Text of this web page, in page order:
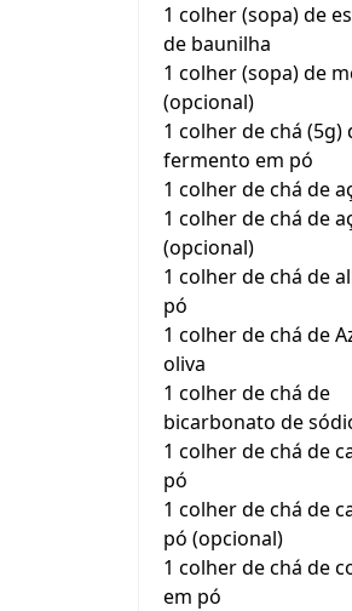
1 colher (sopa) de
de baunilha
1 colher (sopa) de
(opcional)
1 colher de chá (5g)
fermento em pó
1 colher de chá de
1 colher de chá de
(opcional)
1 colher de chá de
pó
1 colher de chá de
oliva
1 colher de chá de
bicarbonato de
1 colher de chá de
pó
1 colher de chá de
pó (opcional)
1 colher de chá de
em pó